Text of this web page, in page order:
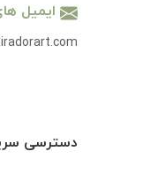
ایمیل
دسترسی